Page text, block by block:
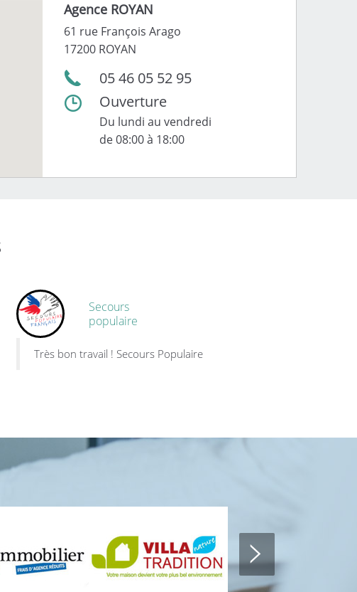
Agence ROYAN
61 rue François Arago
17200 ROYAN
05 46 05 52 95
Ouverture
Du lundi au vendredi
de 08:00 à 18:00
Secours
populaire
Très bon travail ! Secours Populaire